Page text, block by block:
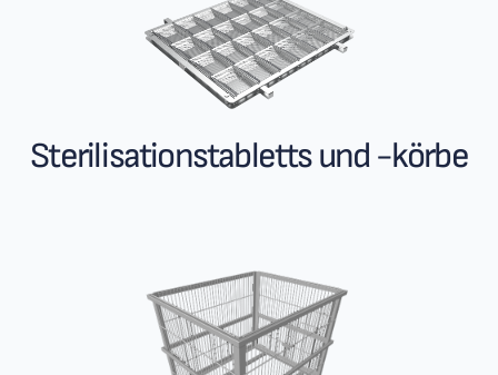
Sterilisationstabletts und -körbe